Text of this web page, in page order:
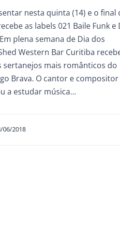
nesta quinta (14) e o final
as labels 021 Baile Funk e
plena semana de Dia dos
Western Bar Curitiba
sertanejos mais românticos do
Brava. O cantor e compositor
a estudar música…
2018